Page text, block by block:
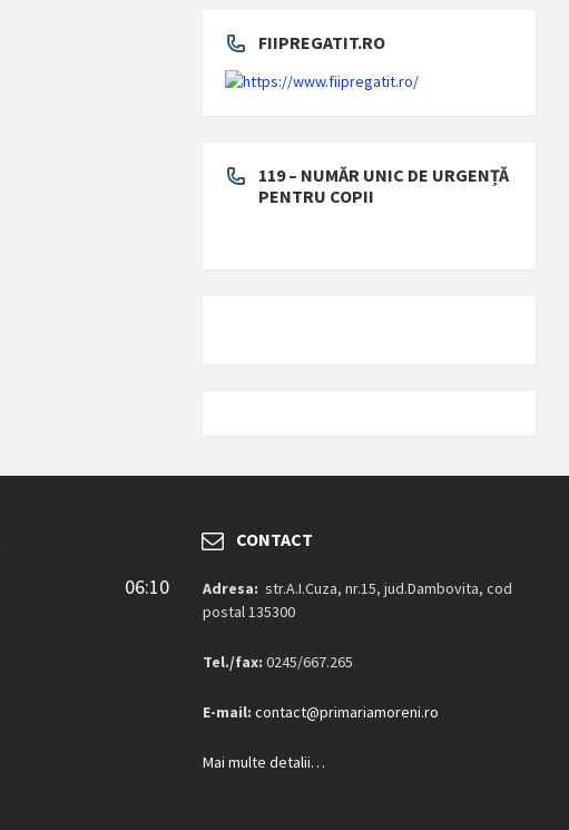
FIIPREGATIT.RO
119 – NUMĂR UNIC DE URGENȚĂ
PENTRU COPII
06:10
CONTACT
Adresa: str.A.I.Cuza, nr.15, jud.Dambovita, cod
postal 135300
Tel./fax: 0245/667.265
E-mail: contact@primariamoreni.ro
Mai multe detalii…